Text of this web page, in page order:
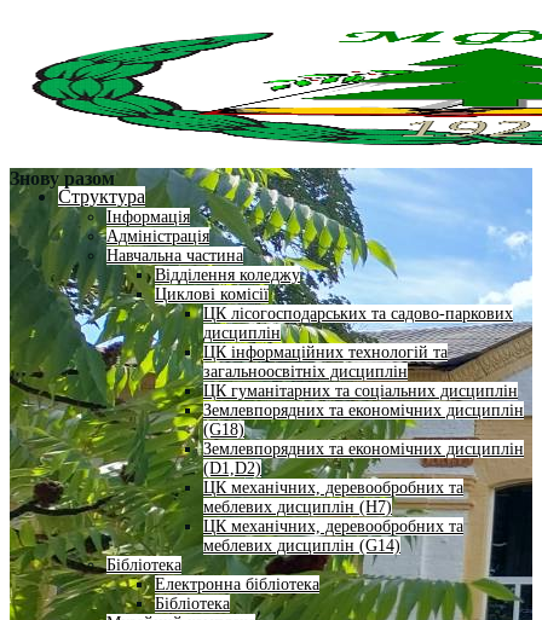
Структура
Інформація
Адміністрація
Навчальна частина
Відділення коледжу
Циклові комісії
ЦК лісогосподарських та садово-паркових
дисциплін
ЦК інформаційних технологій та
загальноосвітніх дисциплін
ЦК гуманітарних та соціальних дисциплін
Землевпорядних та економічних дисциплін
(G18)
Землевпорядних та економічних дисциплін
(D1,D2)
ЦК механічних, деревообробних та
меблевих дисциплін (H7)
ЦК механічних, деревообробних та
меблевих дисциплін (G14)
Бібліотека
Електронна бібліотека
Бібліотека
Знову разом